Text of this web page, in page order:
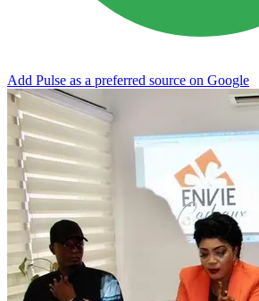
Add Pulse as a preferred source on Google